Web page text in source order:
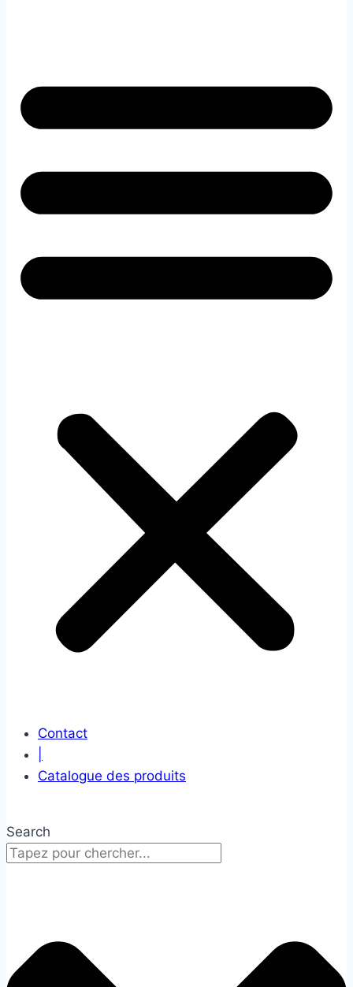
Contact
Catalogue des produits
Search